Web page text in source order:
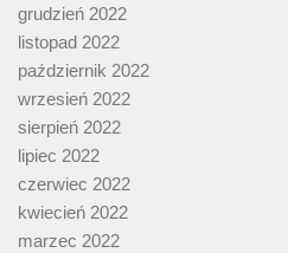
grudzień 2022
listopad 2022
październik 2022
wrzesień 2022
sierpień 2022
lipiec 2022
czerwiec 2022
kwiecień 2022
marzec 2022